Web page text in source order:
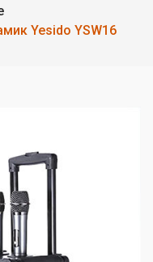
Yesido YSW16